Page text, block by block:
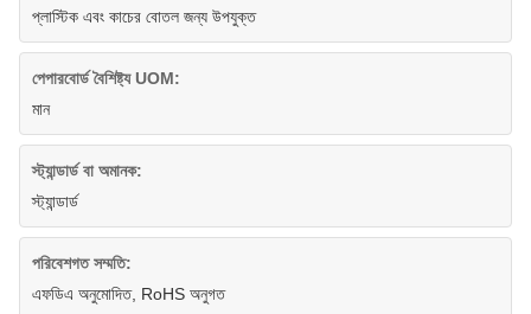
প্লাস্টিক এবং কাচের বোতল জন্য উপযুক্ত
পেপারবোর্ড বৈশিষ্ট্য UOM:
মান
স্ট্যান্ডার্ড বা অমানক:
স্ট্যান্ডার্ড
পরিবেশগত সম্মতি:
এফডিএ অনুমোদিত, RoHS অনুগত